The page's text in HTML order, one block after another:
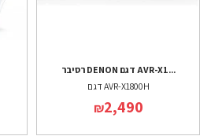
רסיבר DENON דגם AVR-X1...
דגם AVR-X1800H
₪2,490